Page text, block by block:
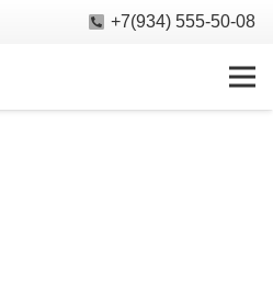
+7(934) 555-50-08